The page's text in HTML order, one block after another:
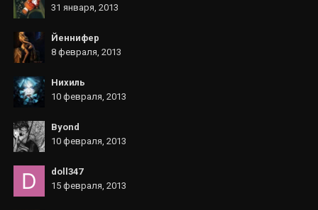
31 января, 2013
Йеннифер
8 февраля, 2013
Нихиль
10 февраля, 2013
Byond
10 февраля, 2013
doll347
15 февраля, 2013